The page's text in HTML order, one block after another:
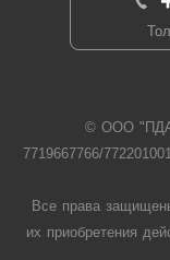
© ООО
7719667766/
Все права
их приобретения